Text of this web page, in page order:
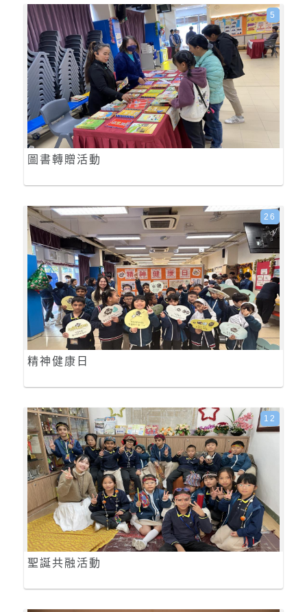
圖書轉贈活動
5
精神健康日
26
聖誕共融活動
12